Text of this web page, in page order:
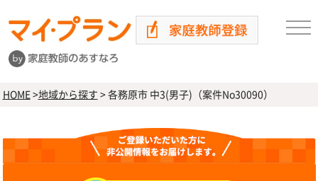
HOME>地域から探す >各務原市 中3(男子)（案件No30090）